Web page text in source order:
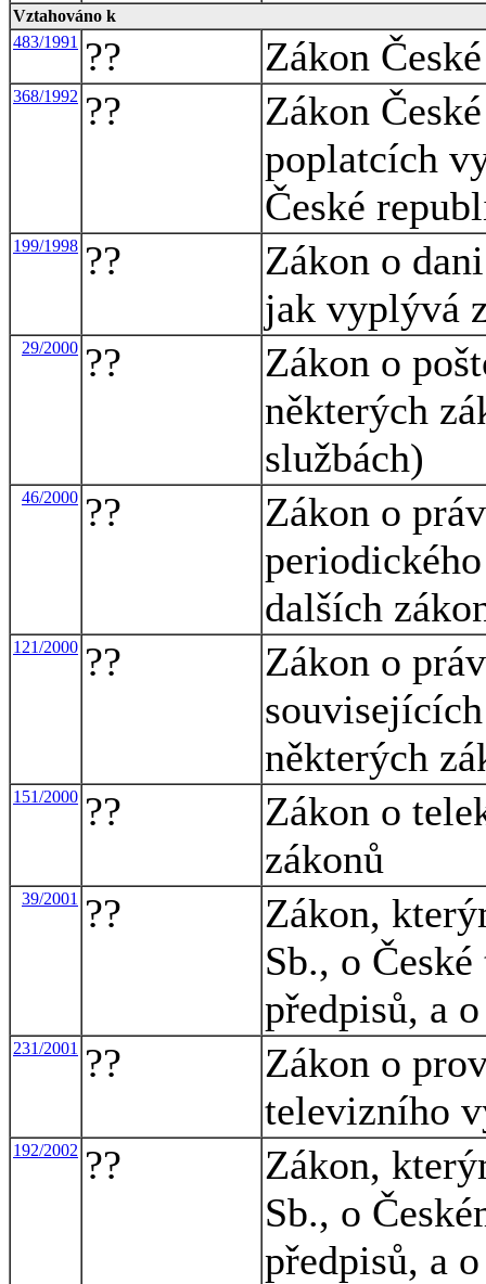
Vztahováno k
483/1991
?? Zákon
368/1992 ??
Zákon
poplatcích
České
199/1998 ??
Zákon o
jak vyplývá
29/2000 ??
Zákon o
některých
službách)
46/2000 ??
Zákon o
dalších
121/2000 ??
Zákon o
některých
151/2000 ??
Zákon o
zákonů
39/2001 ??
Zákon,
Sb., o
předpisů, a
231/2001 ??
Zákon o
televizního
192/2002 ??
Zákon,
Sb., o
předpisů, a